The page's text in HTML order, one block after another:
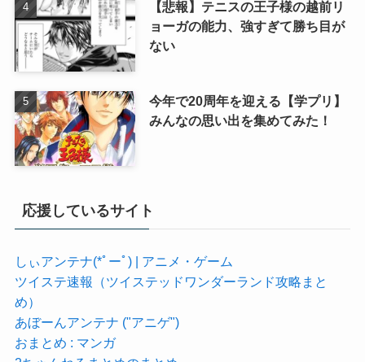
【悲報】テニスの王子様の越前リ
ョーガの能力、強すぎて勝ち目が
ない
今年で20周年を迎える【学プリ】
みんなの思い出を集めてみた！
応援しているサイト
しぃアンテナ(*ﾟーﾟ) | アニメ・ゲーム
ツイステ速報（ツイステッドワンダーランド攻略まと
め）
あぼーんアンテナ ("アニゲ")
おまとめ : マンガ